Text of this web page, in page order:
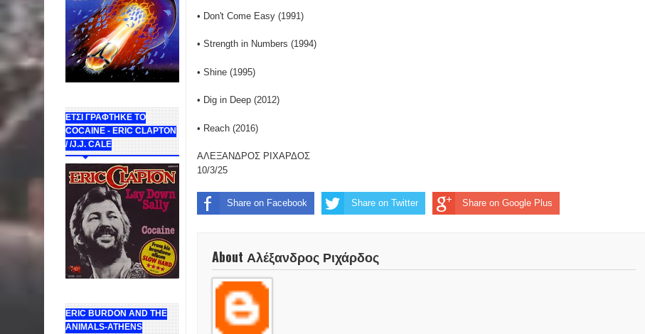
ΕΤΣΙ ΓΡΑΦΤΗΚΕ ΤΟ
COCAINE - ERIC CLAPTON
/ /J.J. CALE
ERIC BURDON AND THE
ANIMALS-ATHENS
• Don't Come Easy (1991)
• Strength in Numbers (1994)
• Shine (1995)
• Dig in Deep (2012)
• Reach (2016)
ΑΛΕΞΑΝΔΡΟΣ ΡΙΧΑΡΔΟΣ
10/3/25
Share on Facebook Share on Twitter Share on Google Plus
About Αλέξανδρος Ριχάρδος